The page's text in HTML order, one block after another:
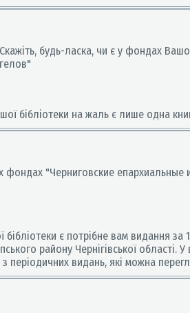
будь-ласка, чи є у фондах
бібліотеки на жаль є лише одна
фондах "Черниговские
є потрібне вам видання за
району Чернігівської області.
періодичних видань, які можна